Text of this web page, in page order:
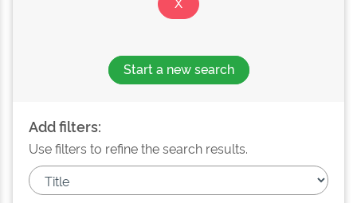
Start a new search
Add filters:
Use filters to refine the search results.